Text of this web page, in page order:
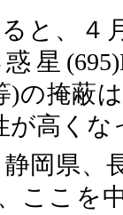
と、４
星
)の掩蔽
が高く
岡県、
ここを